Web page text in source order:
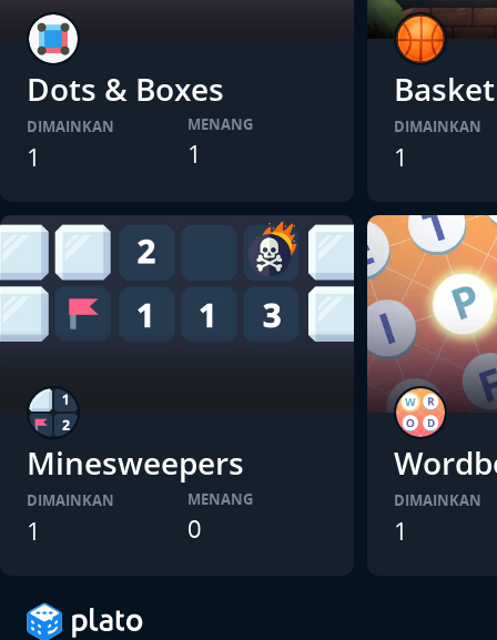
Dots & Boxes
DIMAINKAN
1
MENANG
1
DIMAINKAN
1
Minesweepers
DIMAINKAN
1
MENANG
0
DIMAINKAN
1